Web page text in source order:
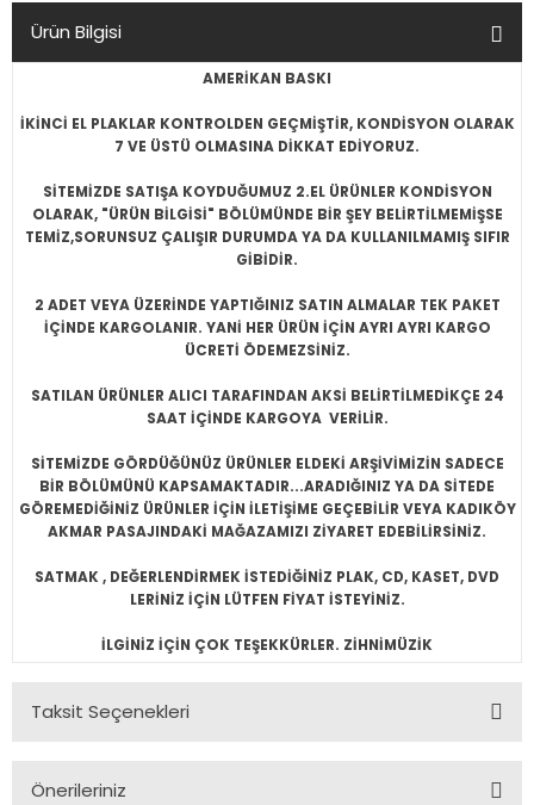
Ürün Bilgisi
AMERİKAN BASKI
İKİNCİ EL PLAKLAR KONTROLDEN GEÇMİŞTİR, KONDİSYON OLARAK
7 VE ÜSTÜ OLMASINA DİKKAT EDİYORUZ.
SİTEMİZDE SATIŞA KOYDUĞUMUZ 2.EL ÜRÜNLER KONDİSYON
OLARAK, "ÜRÜN BİLGİSİ" BÖLÜMÜNDE BİR ŞEY BELİRTİLMEMİŞSE
TEMİZ,SORUNSUZ ÇALIŞIR DURUMDA YA DA KULLANILMAMIŞ SIFIR
GİBİDİR.
2 ADET VEYA ÜZERİNDE YAPTIĞINIZ SATIN ALMALAR TEK PAKET
İÇİNDE KARGOLANIR. YANİ HER ÜRÜN İÇİN AYRI AYRI KARGO
ÜCRETİ ÖDEMEZSİNİZ.
SATILAN ÜRÜNLER ALICI TARAFINDAN AKSİ BELİRTİLMEDİKÇE 24
SAAT İÇİNDE KARGOYA VERİLİR.
SİTEMİZDE GÖRDÜĞÜNÜZ ÜRÜNLER ELDEKİ ARŞİVİMİZİN SADECE
BİR BÖLÜMÜNÜ KAPSAMAKTADIR...ARADIĞINIZ YA DA SİTEDE
GÖREMEDİĞİNİZ ÜRÜNLER İÇİN İLETİŞİME GEÇEBİLİR VEYA KADIKÖY
AKMAR PASAJINDAKİ MAĞAZAMIZI ZİYARET EDEBİLİRSİNİZ.
SATMAK , DEĞERLENDİRMEK İSTEDİĞİNİZ PLAK, CD, KASET, DVD
LERİNİZ İÇİN LÜTFEN FİYAT İSTEYİNİZ.
İLGİNİZ İÇİN ÇOK TEŞEKKÜRLER. ZİHNİMÜZİK
Taksit Seçenekleri
Önerileriniz